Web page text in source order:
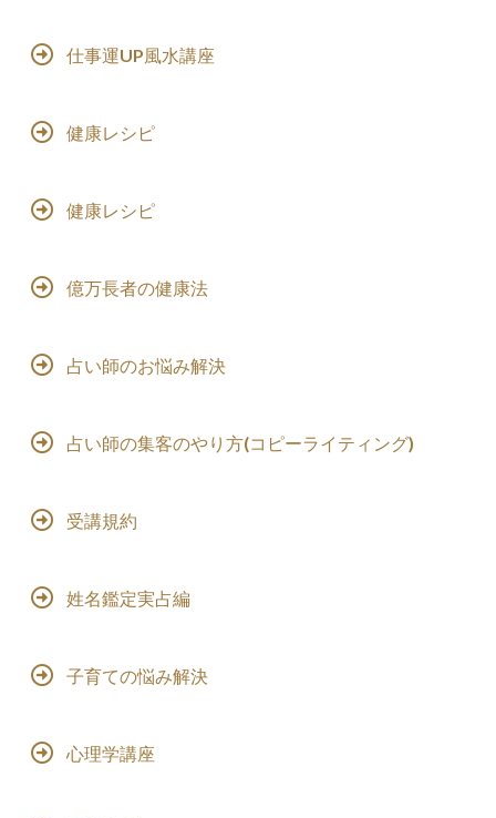
仕事運UP風水講座
健康レシピ
健康レシピ
億万長者の健康法
占い師のお悩み解決
占い師の集客のやり方(コピーライティング)
受講規約
姓名鑑定実占編
子育ての悩み解決
心理学講座